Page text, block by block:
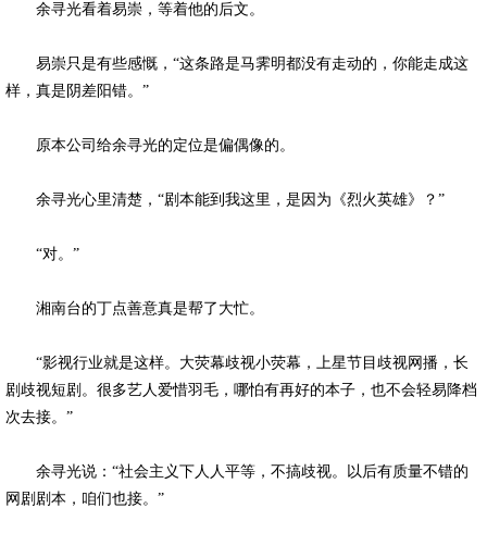
余寻光看着易崇，等着他的后文。
易崇只是有些感慨，“这条路是马霁明都没有走动的，你能走成这
样，真是阴差阳错。”
原本公司给余寻光的定位是偏偶像的。
余寻光心里清楚，“剧本能到我这里，是因为《烈火英雄》？”
“对。”
湘南台的丁点善意真是帮了大忙。
“影视行业就是这样。大荧幕歧视小荧幕，上星节目歧视网播，长
剧歧视短剧。很多艺人爱惜羽毛，哪怕有再好的本子，也不会轻易降档
次去接。”
余寻光说：“社会主义下人人平等，不搞歧视。以后有质量不错的
网剧剧本，咱们也接。”